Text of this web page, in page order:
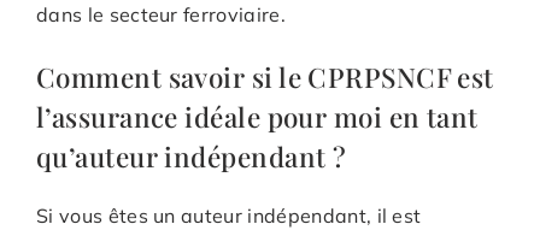
dans le secteur ferroviaire.
Comment savoir si le CPRPSNCF est
l’assurance idéale pour moi en tant
qu’auteur indépendant ?
Si vous êtes un auteur indépendant, il est